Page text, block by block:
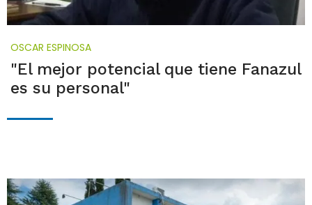
OSCAR ESPINOSA
"El mejor potencial que tiene Fanazul
es su personal"